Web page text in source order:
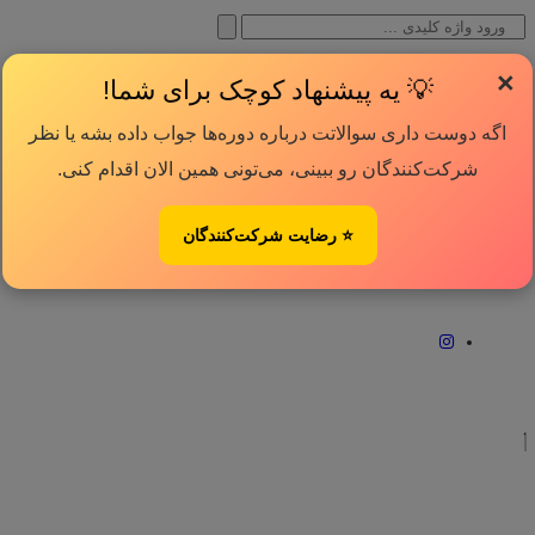
دوره های آموزشی
پرهام بلاگ
ارتباط با من
نمونه کار هنرجو ها
× 💡 یه پیشنهاد کوچک برای شما!
اگه دوست داری سوالاتت درباره دوره‌ها جواب داده بشه یا نظر
شرکت‌کنندگان رو ببینی، می‌تونی همین الان اقدام کنی.
⭐ رضایت شرکت‌کنندگان